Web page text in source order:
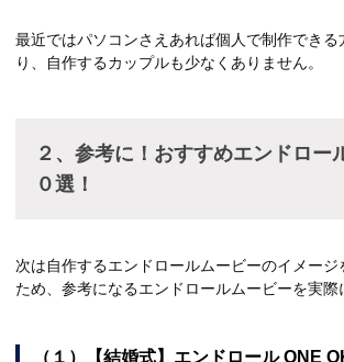
最近ではパソコンさえあれば個人で制作できる
り、自作するカップルも少なくありません。
２、参考に！おすすめエンドロー
０選！
次は自作するエンドロールムービーのイメージ
ため、参考になるエンドロールムービーを実際
（１）【結婚式】エンドロール ONE